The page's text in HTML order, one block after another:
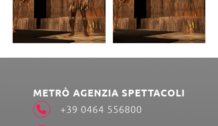
METRÒ AGENZIA SPETTACOLI
+39 0464 556800